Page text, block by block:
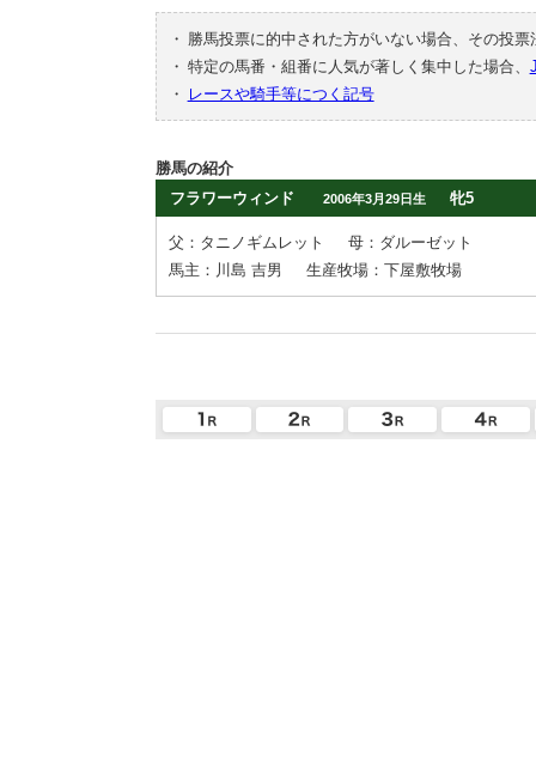
・
勝馬投票に的中された方がいない場合、その投
・ 特定の馬番・組番に人気が著しく集中した場合、
・
レースや騎手等につく記号
勝馬の紹介
フラワーウィンド
2006年3月29日生 牝5
父：タニノギムレット
母：ダルーゼット
馬主：川島 吉男
生産牧場：下屋敷牧場